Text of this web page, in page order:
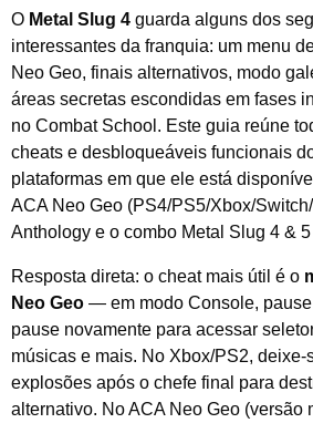
O Metal Slug 4 guarda alguns dos
interessantes da franquia: um menu
Neo Geo, finais alternativos, modo
áreas secretas escondidas em fases
no Combat School. Este guia reúne
cheats e desbloqueáveis funcionais
plataformas em que ele está
ACA Neo Geo (PS4/PS5/Xbox/
Anthology e o combo Metal Slug 4 &
Resposta direta: o cheat mais útil é o
Neo Geo — em modo Console,
pause novamente para acessar
músicas e mais. No Xbox/PS2, deixe-
explosões após o chefe final para
alternativo. No ACA Neo Geo (versão